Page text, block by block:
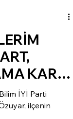
KART
İYİ Parti
ilçenin